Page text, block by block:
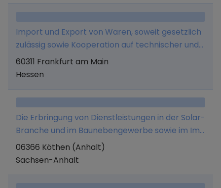
Import und Export von Waren, soweit gesetzlich
zulässig sowie Kooperation auf technischer und
ökonomischer Basis vorwiegend zwischen
chinesischen und deutschen Firmen sowie alle
Reisevermittlung und -Veranstaltung sowie
damit verbundene Serviceleistungen
einschließlich Ticketverkauf, Vermittlung von
Versicherungen soweit keine besondere
Erlaubnis erforderlich ist.
60311 Frankfurt am Main
Hessen
Die Erbringung von Dienstleistungen in der Solar-
Branche und im Baunebengewerbe sowie im Im-
und Export und Spedition.
06366 Köthen (Anhalt)
Sachsen-Anhalt